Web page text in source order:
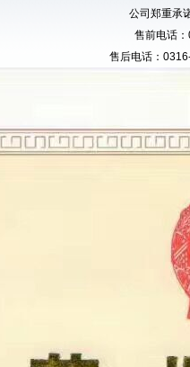
公司郑重承
售前电话
售后电话：